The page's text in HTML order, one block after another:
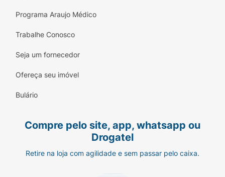
Programa Araujo Médico
Trabalhe Conosco
Seja um fornecedor
Ofereça seu imóvel
Bulário
Compre pelo site, app, whatsapp ou
Drogatel
Retire na loja com agilidade e sem passar pelo caixa.